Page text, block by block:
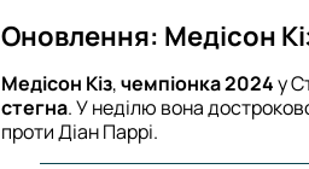
Оновлення: Медісон
Медісон Кіз,чемпіонка 2024у
стегна. У неділю вона
проти Діан Паррі.